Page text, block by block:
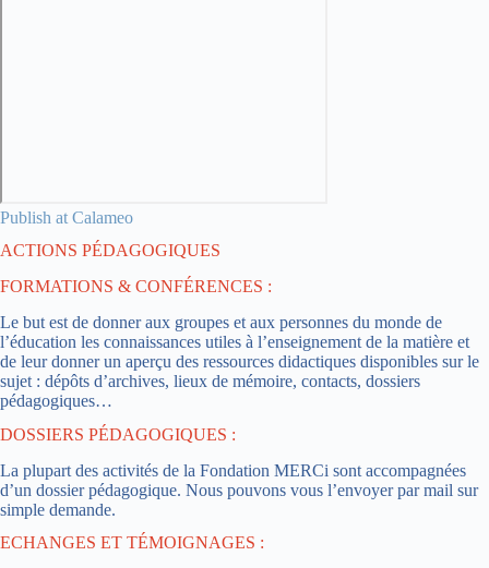
Publish at Calameo
ACTIONS PÉDAGOGIQUES
FORMATIONS & CONFÉRENCES :
Le but est de donner aux groupes et aux personnes du monde de
l’éducation les connaissances utiles à l’enseignement de la matière et
de leur donner un aperçu des ressources didactiques disponibles sur le
sujet : dépôts d’archives, lieux de mémoire, contacts, dossiers
pédagogiques…
DOSSIERS PÉDAGOGIQUES :
La plupart des activités de la Fondation MERCi sont accompagnées
d’un dossier pédagogique. Nous pouvons vous l’envoyer par mail sur
simple demande.
ECHANGES ET TÉMOIGNAGES :